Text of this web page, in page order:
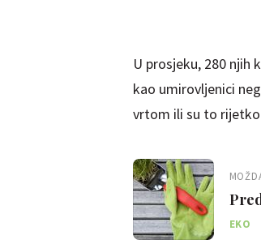
U prosjeku, 280 njih
kao umirovljenici
vrtom ili su to rijetko
EKO